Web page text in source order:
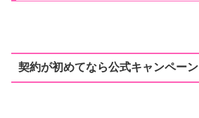
契約が初めてなら公式キャンペーン